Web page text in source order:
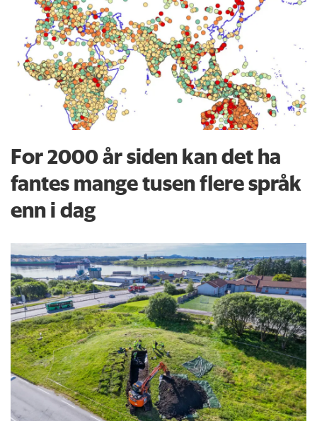
For 2000 år siden kan det ha
fantes mange tusen flere språk
enn i dag